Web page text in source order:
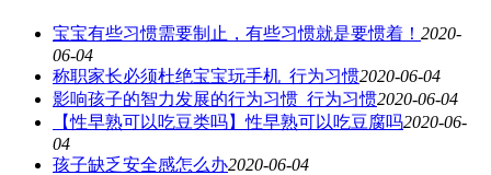
宝宝有些习惯需要制止，有些习惯就是要惯着！ 2020-
06-04
称职家长必须杜绝宝宝玩手机_行为习惯2020-06-04
影响孩子的智力发展的行为习惯_行为习惯2020-06-04
【性早熟可以吃豆类吗】性早熟可以吃豆腐吗2020-06-
04
孩子缺乏安全感怎么办2020-06-04